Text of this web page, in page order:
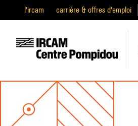
l'ircam carrière & offres d'emploi